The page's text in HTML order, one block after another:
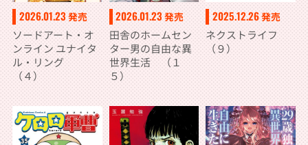
2026.01.23 発売
ソードアート・オ
ンライン ユナイタ
ル・リング
（４）
2026.01.23 発売
田舎のホームセン
ター男の自由な異
世界生活 （１
５）
2025.12.26発売
ネクストライフ
（９）